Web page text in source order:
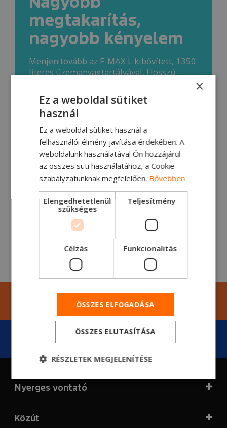
megtakarítás,
nagyobb kényelem
Menjen tovább az F-MAX L kibővített, 1350
literes üzemanyagtartályával. Hosszú
alacsonyabbak az üzemanyagköltségek, és
takarítson meg többet a több ezer
kilométeres útvonalakon. Az F-MAX L
kibővített üzemanyagtartályával minden
eddiginél messzebbre juthat megállás
nélkül. Egyetlen tankolással több mint
5000 kilométert tehet meg.
Ajánlatkérés
F-MAX
Nyerges vontató
Közút
×
Ez a weboldal sütiket
használ
Ez a weboldal sütiket használ a
felhasználói élmény javítása érdekében. A
weboldalunk használatával Ön hozzájárul
az összes süti használatához, a Cookie
szabályzatunknak megfelelően. Bővebben
Elengedhetetlenül
szükséges
Teljesítmény
Célzás Funkcionalitás
ÖSSZES ELFOGADÁSA
ÖSSZES ELUTASÍTÁSA
RÉSZLETEK MEGJELENÍTÉSE